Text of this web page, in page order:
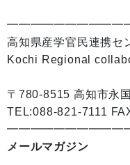
高知県産学官民連携セ
Kochi Regional
〒780-8515 高知市永
TEL:088-821-7111
メールマガジン